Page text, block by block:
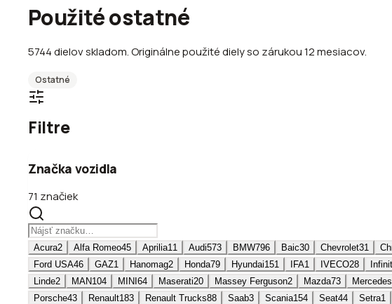
Použité ostatné
5744dielovskladom.Originálne použité diely so zárukou 12 mesiacov.
Ostatné
Filtre
Značka vozidla
71 značiek
Acura2 Alfa Romeo45 Aprilia11 Audi573 BMW796 Baic30 Chevrolet31
Ford USA46 GAZ1 Hanomag2 Honda79 Hyundai151 IFA1 IVECO28
Linde2 MAN104 MINI64 Maserati20 Massey Ferguson2 Mazda73
Porsche43 Renault183 Renault Trucks88 Saab3 Scania154 Seat44 Setra1